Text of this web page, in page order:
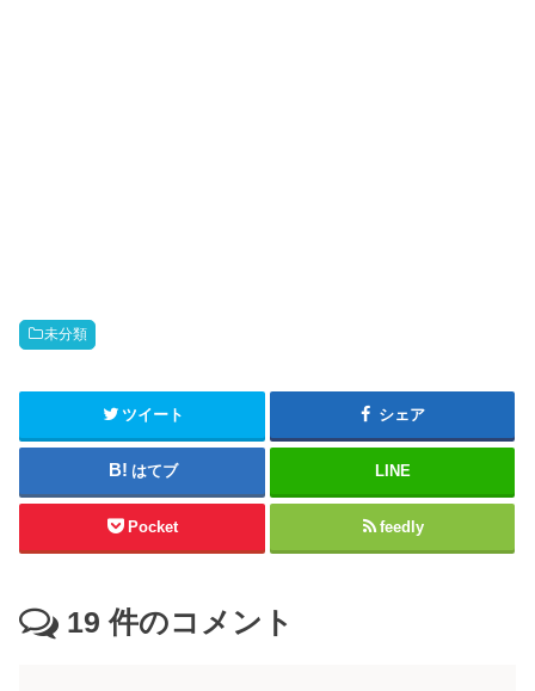
未分類
ツイート シェア
はてブ LINE
Pocket feedly
19 件のコメント